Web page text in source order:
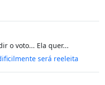
o voto... Ela quer...
será reeleita